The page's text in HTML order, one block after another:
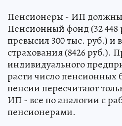
Пенсионеры - ИП должны
Пенсионный фонд (32 448
превысил 300 тыс. руб.) и
страхования (8426 руб.).
индивидуального
расти число пенсионных
пенсии пересчитают
ИП - все по аналогии с
пенсионерами.